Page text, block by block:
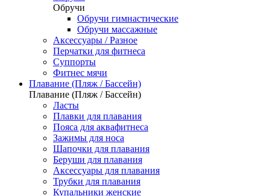
Обручи
Обручи гимнастические
Обручи массажные
Аксессуары / Разное
Перчатки для фитнеса
Суппорты
Фитнес мячи
Плавание (Пляж / Бассейн)
Плавание (Пляж / Бассейн)
Ласты
Плавки для плавания
Пояса для аквафитнеса
Зажимы для носа
Шапочки для плавания
Беруши для плавания
Аксессуары для плавания
Трубки для плавания
Купальники женские